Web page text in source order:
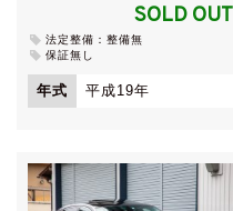
SOLD OUT
法定整備：整備無
保証無し
年式 平成19年